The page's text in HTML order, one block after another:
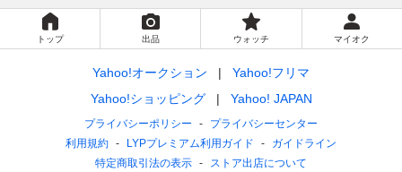
トップ 出品 ウォッチ マイオク
Yahoo!オークション
Yahoo!フリマ
Yahoo!ショッピング
Yahoo! JAPAN
プライバシーポリシー
プライバシーセンター
利用規約
LYPプレミアム利用ガイド
ガイドライン
特定商取引法の表示
ストア出店について